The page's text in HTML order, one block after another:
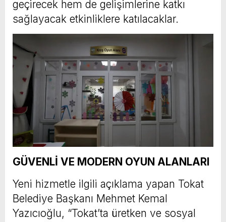
geçirecek hem de gelişimlerine katkı
sağlayacak etkinliklere katılacaklar.
GÜVENLİ VE MODERN OYUN ALANLARI
Yeni hizmetle ilgili açıklama yapan Tokat
Belediye Başkanı Mehmet Kemal
Yazıcıoğlu, “Tokat’ta üretken ve sosyal